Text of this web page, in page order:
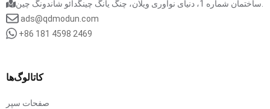
ads@qdmodun.com
+86 181 4598 2469
کاتالوگ‌ها
صفحات سپر